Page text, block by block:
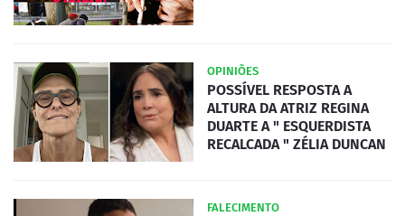
OPINIÕES
POSSÍVEL RESPOSTA A
ALTURA DA ATRIZ REGINA
DUARTE A " ESQUERDISTA
RECALCADA " ZÉLIA DUNCAN
FALECIMENTO